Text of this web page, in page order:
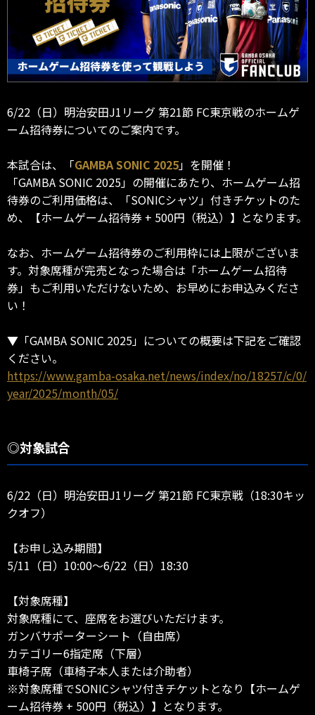
6/22（日）明治安田J1リーグ 第21節 FC東京戦のホームゲ
ーム招待券についてのご案内です。
本試合は、「GAMBA SONIC 2025」を開催！
「GAMBA SONIC 2025」の開催にあたり、ホームゲーム招
待券のご利用価格は、「SONICシャツ」付きチケットのた
め、【ホームゲーム招待券 + 500円（税込）】となります。
なお、ホームゲーム招待券のご利用枠には上限がございま
す。対象席種が完売となった場合は「ホームゲーム招待
券」もご利用いただけないため、お早めにお申込みくださ
い！
▼「GAMBA SONIC 2025」についての概要は下記をご確認
ください。
https://www.gamba-osaka.net/news/index/no/18257/c/0/
year/2025/month/05/
◎対象試合
6/22（日）明治安田J1リーグ 第21節 FC東京戦（18:30キッ
クオフ）
【お申し込み期間】
5/11（日）10:00～6/22（日）18:30
【対象席種】
対象席種にて、座席をお選びいただけます。
ガンバサポーターシート（自由席）
カテゴリー6指定席（下層）
車椅子席（車椅子本人または介助者）
※対象席種でSONICシャツ付きチケットとなり【ホームゲ
ーム招待券 + 500円（税込）】となります。